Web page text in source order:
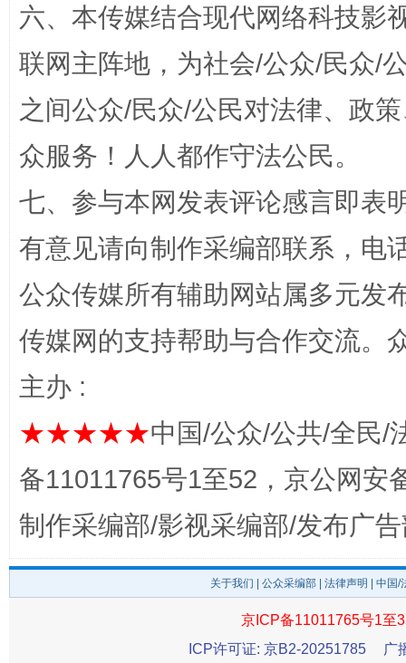
网上购药对药下症？
在谋一域中谋全局
六、本传媒结合现代网络科技影
联网主阵地，为社会/公众/民众/
之间公众/民众/公民对法律、政
众服务！人人都作守法公民。
七、参与本网发表评论感言即表
有意见请向制作采编部联系，电
公众传媒所有辅助网站属多元发
传媒网的支持帮助与合作交流。
主办 :
★★★★★中国/公众/公共/全民/
备11011765号1至52，京公网安
制作采编部/影视采编部/发布广
关于我们 公众采编部 法律声明 | 中国
京ICP备11011765号1至
ICP许可证: 京B2-20251785
广